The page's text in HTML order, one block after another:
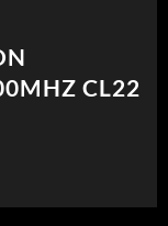
CL22